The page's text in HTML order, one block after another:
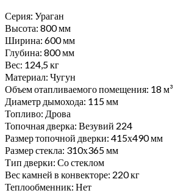
Серия: Ураган
Высота: 800 мм
Ширина: 600 мм
Глубина: 800 мм
Вес: 124,5 кг
Материал: Чугун
Объем отапливаемого помещения: 18 м³
Диаметр дымохода: 115 мм
Топливо: Дрова
Топочная дверка: Везувий 224
Размер топочной дверки: 415х490 мм
Размер стекла: 310х365 мм
Тип дверки: Со стеклом
Вес камней в конвекторе: 220 кг
Теплообменник: Нет